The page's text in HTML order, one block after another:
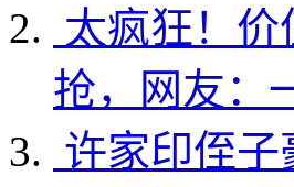
太疯狂！价
抢，网友：
许家印侄子